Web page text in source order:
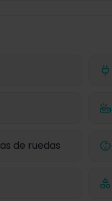
de ruedas